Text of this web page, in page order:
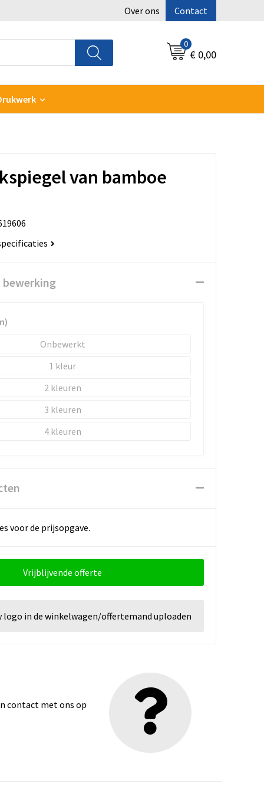
Over ons Contact
0
€ 0,00
van bamboe
bewerking
Onbewerkt
1
2
3
4
voor de prijsopgave.
Vrijblijvende offerte
logo in de winkelwagen/offertemand uploaden
contact met ons op